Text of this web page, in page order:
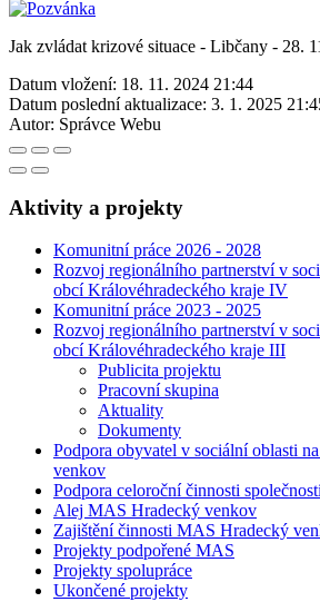
Jak zvládat krizové situace - Libčany - 28.
Datum vložení: 18. 11. 2024 21:44
Datum poslední aktualizace: 3. 1. 2025
Autor: Správce Webu
Aktivity a projekty
Komunitní práce 2026 - 2028
Rozvoj regionálního partnerství v
obcí Královéhradeckého kraje IV
Komunitní práce 2023 - 2025
Rozvoj regionálního partnerství v
obcí Královéhradeckého kraje III
Publicita projektu
Pracovní skupina
Aktuality
Dokumenty
Podpora obyvatel v sociální oblasti
venkov
Podpora celoroční činnosti
Alej MAS Hradecký venkov
Zajištění činnosti MAS Hradecký
Projekty podpořené MAS
Projekty spolupráce
Ukončené projekty